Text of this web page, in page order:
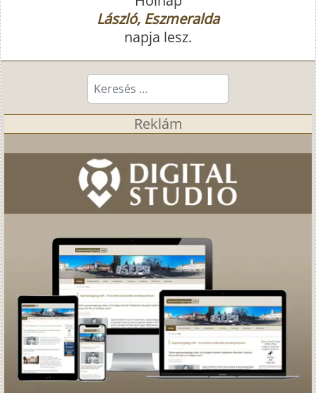
László, Eszmeralda
napja lesz.
Keresés...
Reklám